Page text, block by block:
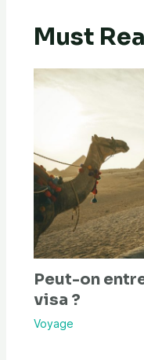
Must
Peut-on
visa ?
Voyage